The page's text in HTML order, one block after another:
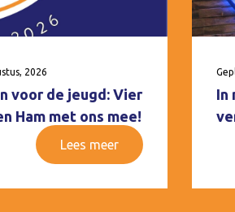
2026
voor de jeugd: Vier
Ham met ons mee!
Lees meer
In